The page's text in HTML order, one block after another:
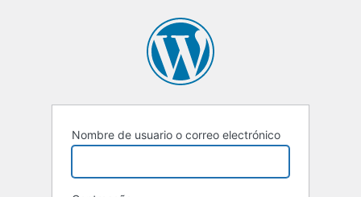
Nombre de usuario o correo electrónico